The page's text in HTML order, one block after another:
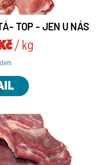
TOP - JEN U NÁS
/ kg